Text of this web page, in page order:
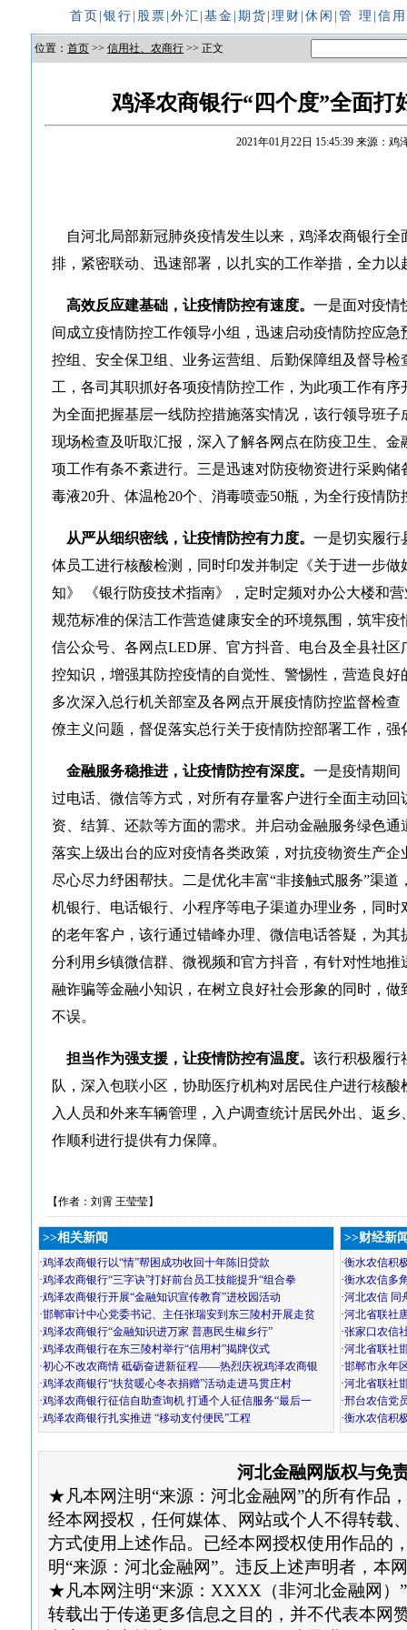
首页 银行 股票 外汇 基金 期货 理财 休闲 管 理 信
位置： 首页 >> 信用社、农商行 >> 正文
鸡泽农商银行“四个度”全面打
2021年01月22日 15:45:39 来源：鸡
自河北局部新冠肺炎疫情发生以来，鸡泽农商银行全
排，紧密联动、迅速部署，以扎实的工作举措，全力以
高效反应建基础，让疫情防控有速度。 一是面对疫情
间成立疫情防控工作领导小组，迅速启动疫情防控应
控组、安全保卫组、业务运营组、后勤保障组及督导
工，各司其职抓好各项疫情防控工作，为此项工作有
为全面把握基层一线防控措施落实情况，该行领导班
现场检查及听取汇报，深入了解各网点在防疫卫生、
项工作有条不紊进行。三是迅速对防疫物资进行采购
毒液20升、体温枪20个、消毒喷壶50瓶，为全行疫情
从严从细织密线，让疫情防控有力度。 一是切实履行
体员工进行核酸检测，同时印发并制定《关于进一步
知》 《银行防疫技术指南》，定时定频对办公大楼和
规范标准的保洁工作营造健康安全的环境氛围，筑牢
信公众号、各网点LED屏、官方抖音、电台及全县社
控知识，增强其防控疫情的自觉性、警惕性，营造良
多次深入总行机关部室及各网点开展疫情防控监督检
僚主义问题，督促落实总行关于疫情防控部署工作，强
金融服务稳推进，让疫情防控有深度。 一是疫情期间
过电话、微信等方式，对所有存量客户进行全面主动
资、结算、还款等方面的需求。并启动金融服务绿色
落实上级出台的应对疫情各类政策，对抗疫物资生产
尽心尽力纾困帮扶。二是优化丰富“非接触式服务”渠
机银行、电话银行、小程序等电子渠道办理业务，同
的老年客户，该行通过错峰办理、微信电话答疑，为
分利用乡镇微信群、微视频和官方抖音，有针对性地
融诈骗等金融小知识，在树立良好社会形象的同时，
不误。
担当作为强支援，让疫情防控有温度。 该行积极履行
队，深入包联小区，协助医疗机构对居民住户进行核
入人员和外来车辆管理，入户调查统计居民外出、返
作顺利进行提供有力保障。
【作者：刘霄 王莹莹】
>>相关新闻
·鸡泽农商银行以“情”帮困成功收回十年陈旧贷款
·鸡泽农商银行“三字诀”打好前台员工技能提升“组合拳
·鸡泽农商银行开展“金融知识宣传教育”进校园活动
·邯郸审计中心党委书记、主任张瑞安到东三陵村开展走贫
·鸡泽农商银行“金融知识进万家 普惠民生椒乡行”
·鸡泽农商银行在东三陵村举行“信用村”揭牌仪式
·初心不改农商情 砥砺奋进新征程——热烈庆祝鸡泽农商银
·鸡泽农商银行“扶贫暖心冬衣捐赠”活动走进马贯庄村
·鸡泽农商银行征信自助查询机 打通个人征信服务“最后一
·鸡泽农商银行扎实推进 “移动支付便民”工程
>>财经新
·衡水农信积
·衡水农信多
·河北农信 同
·河北省联社
·张家口农信
·河北省联社
·邯郸市永年
·河北省联社
·邢台农信党
·衡水农信积
河北金融网版权与免
★凡本网注明“来源：河北金融网”的所有作品
经本网授权，任何媒体、网站或个人不得转载
方式使用上述作品。已经本网授权使用作品的
明“来源：河北金融网”。违反上述声明者，本
★凡本网注明“来源：XXXX（非河北金融网）
转载出于传递更多信息之目的，并不代表本网